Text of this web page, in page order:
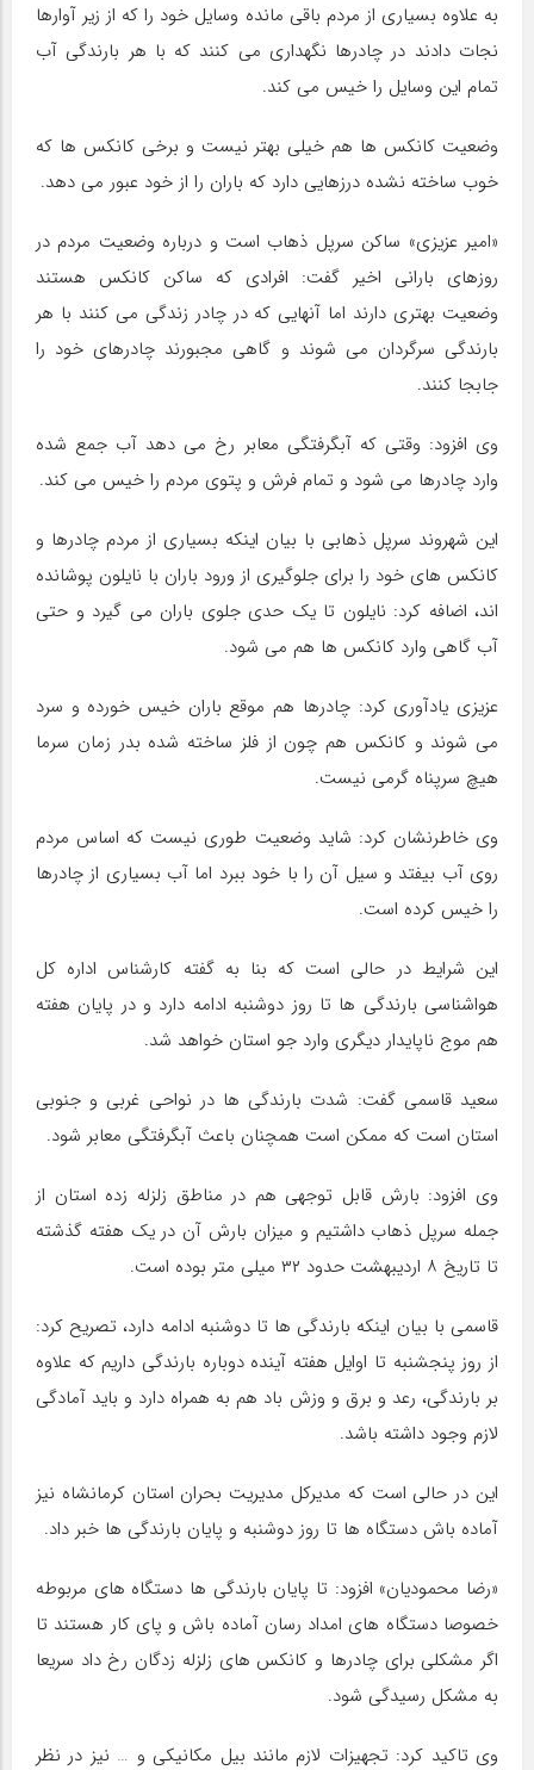
به علاوه بسیاری از مردم باقی مانده وسایل خود را که از زیر آوارها
نجات دادند در چادرها نگهداری می کنند که با هر بارندگی آب
تمام این وسایل را خیس می کند.
وضعیت کانکس ها هم خیلی بهتر نیست و برخی کانکس ها که
خوب ساخته نشده درزهایی دارد که باران را از خود عبور می دهد.
«امیر عزیزی» ساکن سرپل ذهاب است و درباره وضعیت مردم در
روزهای بارانی اخیر گفت: افرادی که ساکن کانکس هستند
وضعیت بهتری دارند اما آنهایی که در چادر زندگی می کنند با هر
بارندگی سرگردان می شوند و گاهی مجبورند چادرهای خود را
جابجا کنند.
وی افزود: وقتی که آبگرفتگی معابر رخ می دهد آب جمع شده
وارد چادرها می شود و تمام فرش و پتوی مردم را خیس می کند.
این شهروند سرپل ذهابی با بیان اینکه بسیاری از مردم چادرها و
کانکس های خود را برای جلوگیری از ورود باران با نایلون پوشانده
اند، اضافه کرد: نایلون تا یک حدی جلوی باران می گیرد و حتی
آب گاهی وارد کانکس ها هم می شود.
عزیزی یادآوری کرد: چادرها هم موقع باران خیس خورده و سرد
می شوند و کانکس هم چون از فلز ساخته شده بدر زمان سرما
هیچ سرپناه گرمی نیست.
وی خاطرنشان کرد: شاید وضعیت طوری نیست که اساس مردم
روی آب بیفتد و سیل آن را با خود ببرد اما آب بسیاری از چادرها
را خیس کرده است.
این شرایط در حالی است که بنا به گفته کارشناس اداره کل
هواشناسی بارندگی ها تا روز دوشنبه ادامه دارد و در پایان هفته
هم موج ناپایدار دیگری وارد جو استان خواهد شد.
سعید قاسمی گفت: شدت بارندگی ها در نواحی غربی و جنوبی
استان است که ممکن است همچنان باعث آبگرفتگی معابر شود.
وی افزود: بارش قابل توجهی هم در مناطق زلزله زده استان از
جمله سرپل ذهاب داشتیم و میزان بارش آن در یک هفته گذشته
تا تاریخ ۸ اردیبهشت حدود ۳۲ میلی متر بوده است.
قاسمی با بیان اینکه بارندگی ها تا دوشنبه ادامه دارد، تصریح کرد:
از روز پنجشنبه تا اوایل هفته آینده دوباره بارندگی داریم که علاوه
بر بارندگی، رعد و برق و وزش باد هم به همراه دارد و باید آمادگی
لازم وجود داشته باشد.
این در حالی است که مدیرکل مدیریت بحران استان کرمانشاه نیز
آماده باش دستگاه ها تا روز دوشنبه و پایان بارندگی ها خبر داد.
«رضا محمودیان» افزود: تا پایان بارندگی ها دستگاه های مربوطه
خصوصا دستگاه های امداد رسان آماده باش و پای کار هستند تا
اگر مشکلی برای چادرها و کانکس های زلزله زدگان رخ داد سریعا
به مشکل رسیدگی شود.
وی تاکید کرد: تجهیزات لازم مانند بیل مکانیکی و … نیز در نظر